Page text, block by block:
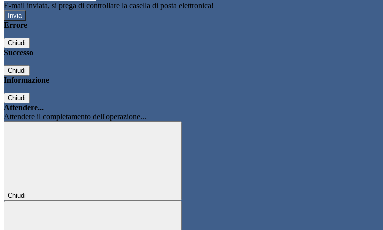
E-mail inviata, si prega di controllare la casella di posta elettronica!
Errore
Chiudi
Successo
Chiudi
Informazione
Chiudi
Attendere...
Attendere il completamento dell'operazione...
Chiudi